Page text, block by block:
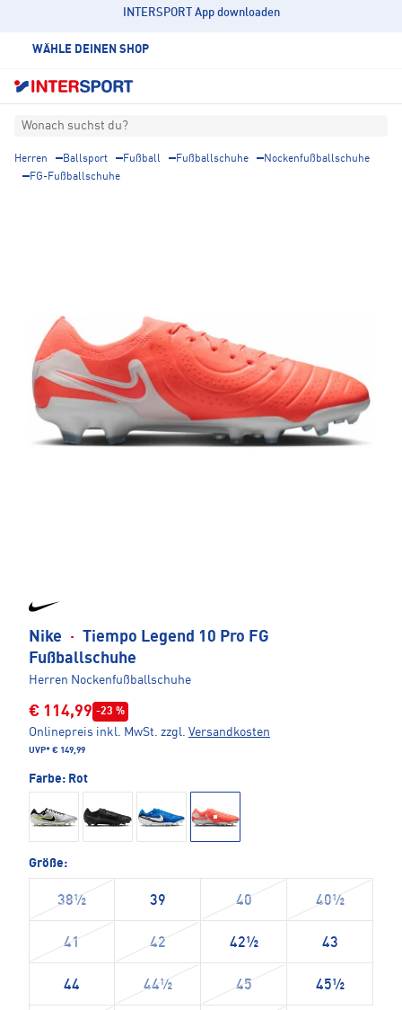
INTERSPORT App downloaden
WÄHLE DEINEN SHOP
Wonach suchst du?
Herren Ballsport Fußball Fußballschuhe
Nockenfußballschuhe
FG-Fußballschuhe
Nike · Tiempo Legend 10 Pro FG
Fußballschuhe
Herren Nockenfußballschuhe
€ 114,99 -23 %
Onlinepreis inkl. MwSt. zzgl. Versandkosten
UVP* € 149,99
Farbe: Rot
Größe:
38½ 39 40 40½
41 42 42½ 43
44 44½ 45 45½